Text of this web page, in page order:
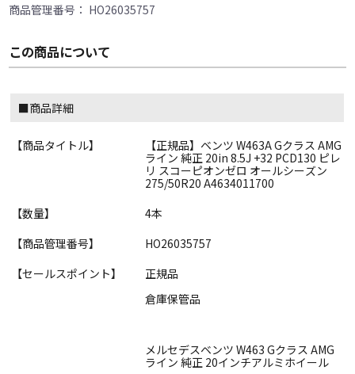
商品管理番号： HO26035757
この商品について
■商品詳細
【商品タイトル】
【正規品】ベンツ W463A Gクラス AMG
ライン 純正 20in 8.5J +32 PCD130 ピレ
リ スコーピオンゼロ オールシーズン
275/50R20 A4634011700
【数量】
4本
【商品管理番号】
HO26035757
【セールスポイント】
正規品
倉庫保管品
メルセデスベンツ W463 Gクラス AMG
ライン 純正 20インチアルミホイール